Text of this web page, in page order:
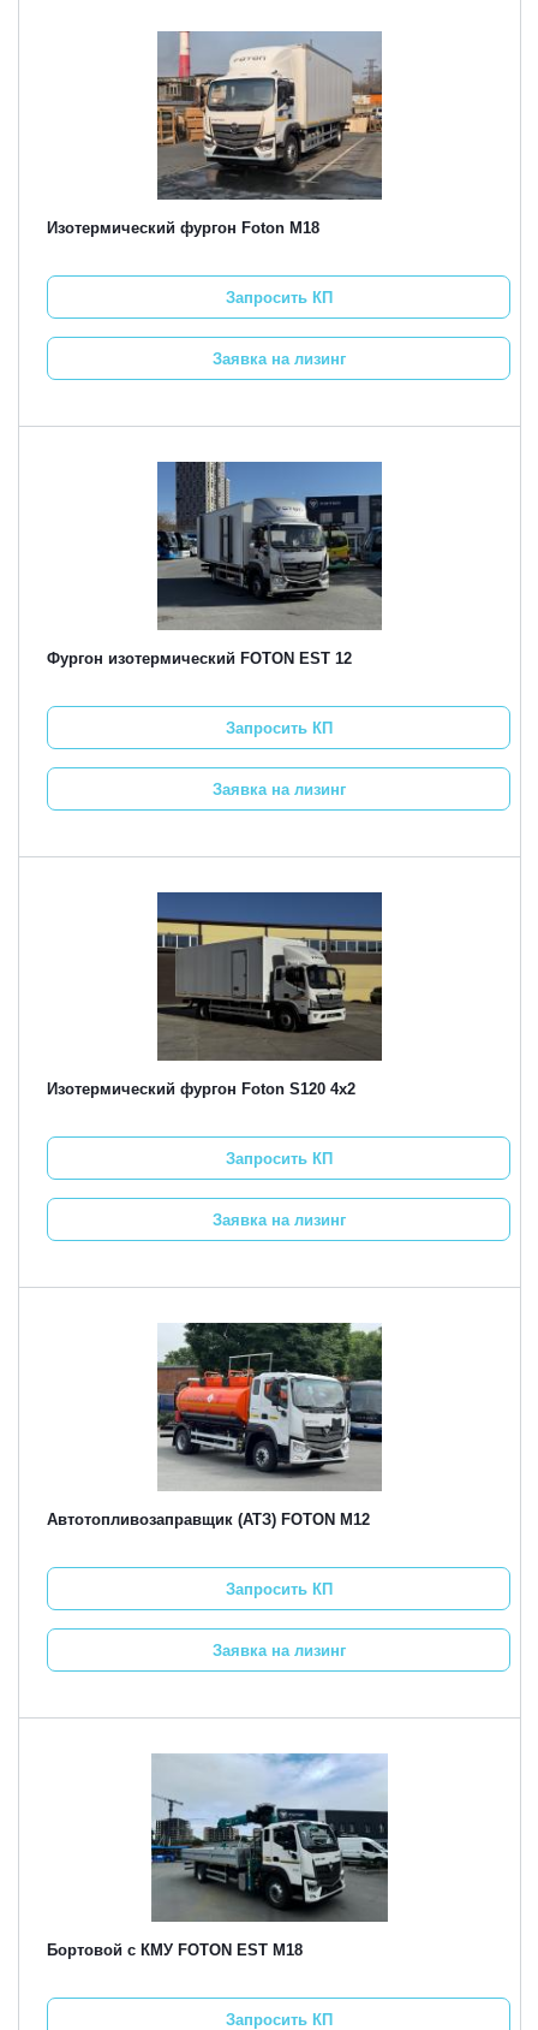
Изотермический фургон Foton M18
Запросить КП
Заявка на лизинг
Фургон изотермический FOTON EST 12
Запросить КП
Заявка на лизинг
Изотермический фургон Foton S120 4х2
Запросить КП
Заявка на лизинг
Автотопливозаправщик (АТЗ) FOTON M12
Запросить КП
Заявка на лизинг
Бортовой с КМУ FOTON EST M18
Запросить КП